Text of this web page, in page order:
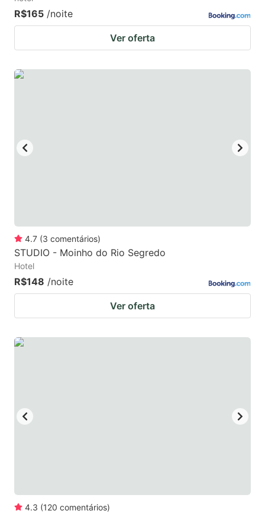
R$165 /noite
Ver oferta
4.7 (3 comentários)
STUDIO - Moinho do Rio Segredo
Hotel
R$148 /noite
Ver oferta
4.3 (120 comentários)